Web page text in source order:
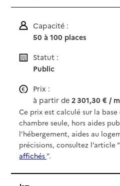
Capacité :
50 à 100 places
Statut :
Public
Prix :
à partir de2 301,30 € /
Ce prix est calculé sur la
chambre seule, hors aides
l’hébergement, aides au
précisions, consultez l’article
affichés”.